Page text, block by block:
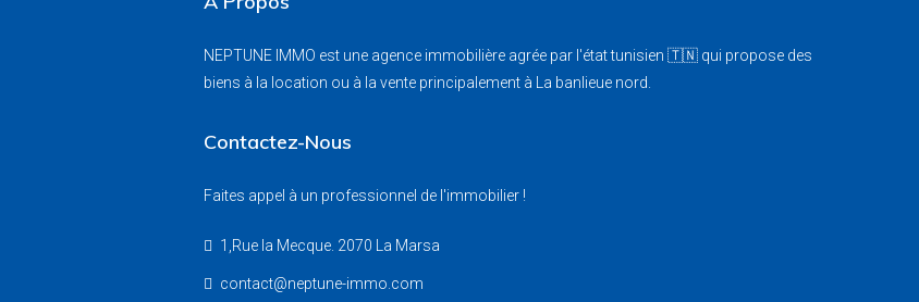
NEPTUNE IMMO est une agence immobilière agrée par l'état tunisien 🇹🇳 qui propose des
biens à la location ou à la vente principalement à La banlieue nord.
Contactez-Nous
Faites appel à un professionnel de l'immobilier !
1,Rue la Mecque. 2070 La Marsa
contact@neptune-immo.com